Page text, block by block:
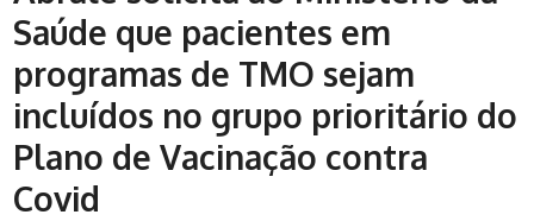
Saúde que pacientes em
programas de TMO sejam
incluídos no grupo prioritário do
Plano de Vacinação contra
Covid